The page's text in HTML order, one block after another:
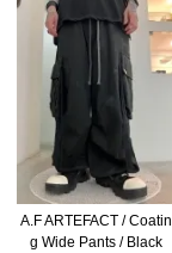
A.F ARTEFACT / Coatin
g Wide Pants / Black